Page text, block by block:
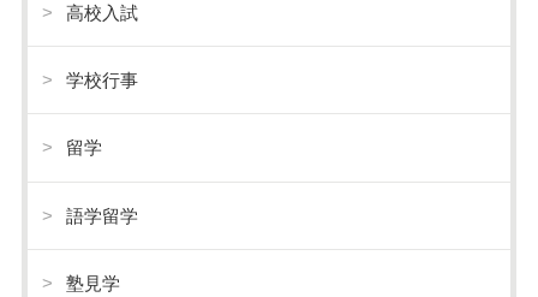
高校入試
学校行事
留学
語学留学
塾見学